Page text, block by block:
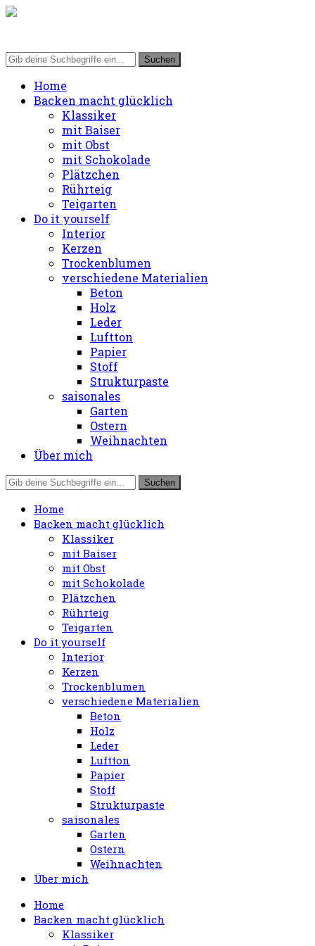
Home
Backen macht glücklich
Klassiker
mit Baiser
mit Obst
mit Schokolade
Plätzchen
Rührteig
Teigarten
Do it yourself
Interior
Kerzen
Trockenblumen
verschiedene Materialien
Beton
Holz
Leder
Luftton
Papier
Stoff
Strukturpaste
saisonales
Garten
Ostern
Weihnachten
Über mich
Home
Backen macht glücklich
Klassiker
mit Baiser
mit Obst
mit Schokolade
Plätzchen
Rührteig
Teigarten
Do it yourself
Interior
Kerzen
Trockenblumen
verschiedene Materialien
Beton
Holz
Leder
Luftton
Papier
Stoff
Strukturpaste
saisonales
Garten
Ostern
Weihnachten
Über mich
Home
Backen macht glücklich
Klassiker